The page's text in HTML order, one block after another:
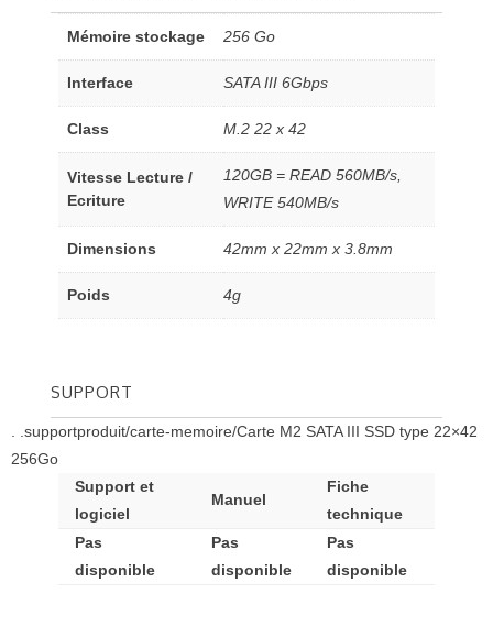
Mémoire stockage 256 Go
Interface SATA III 6Gbps
Class M.2 22 x 42
Vitesse Lecture /
Ecriture
120GB = READ 560MB/s,
WRITE 540MB/s
Dimensions 42mm x 22mm x 3.8mm
Poids 4g
SUPPORT
. .supportproduit/carte-memoire/Carte M2 SATA III SSD type 22×42
256Go
Support et
logiciel
Manuel
Fiche
technique
Pas
disponible
Pas
disponible
Pas
disponible